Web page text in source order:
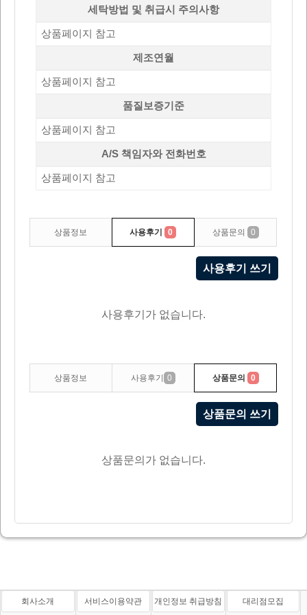
세탁방법 및 취급시 주의사항
상품페이지 참고
제조연월
상품페이지 참고
품질보증기준
상품페이지 참고
A/S 책임자와 전화번호
상품페이지 참고
상품정보 사용후기 0 상품문의 0
사용후기 쓰기
사용후기가 없습니다.
상품정보 사용후기 0 상품문의 0
상품문의 쓰기
상품문의가 없습니다.
회사소개 서비스이용약관 개인정보 취급방침 대리점모집